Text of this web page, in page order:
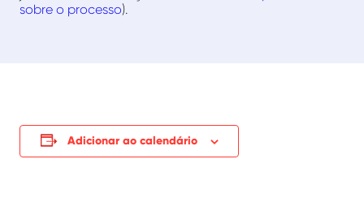
sobre o processo).
Adicionar ao calendário